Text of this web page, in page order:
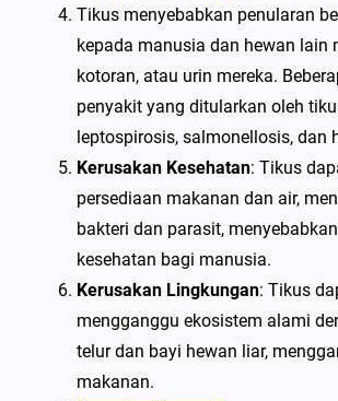
Tikus menyebabkan penularan
kepada manusia dan hewan lain
kotoran, atau urin mereka.
penyakit yang ditularkan oleh
leptospirosis, salmonellosis, dan
Kerusakan Kesehatan: Tikus
persediaan makanan dan air,
bakteri dan parasit,
kesehatan bagi manusia.
Kerusakan Lingkungan: Tikus
mengganggu ekosistem alami
telur dan bayi hewan liar,
makanan.